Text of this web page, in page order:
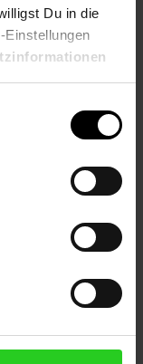
Du in die
Einstellungen
drehbarem
am Kabel und